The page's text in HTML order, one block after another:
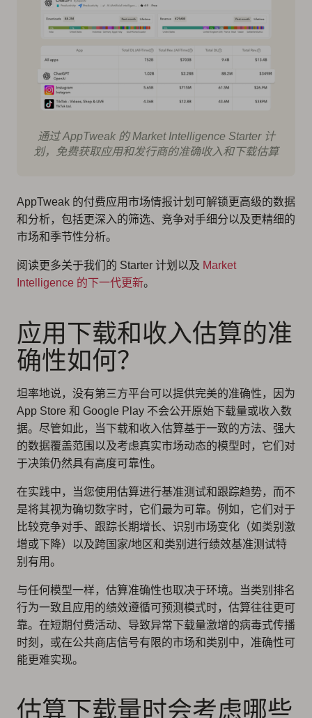
通过 AppTweak 的 Market Intelligence Starter 计
划，免费获取应用和发行商的准确收入和下载估算
AppTweak 的付费应用市场情报计划可解锁更高级的数据
和分析，包括更深入的筛选、竞争对手细分以及更精细的
市场和季节性分析。
阅读更多关于我们的 Starter 计划以及 Market
Intelligence 的下一代更新。
应用下载和收入估算的准
确性如何？
坦率地说，没有第三方平台可以提供完美的准确性，因为
App Store 和 Google Play 不会公开原始下载量或收入数
据。尽管如此，当下载和收入估算基于一致的方法、强大
的数据覆盖范围以及考虑真实市场动态的模型时，它们对
于决策仍然具有高度可靠性。
在实践中，当您使用估算进行基准测试和跟踪趋势，而不
是将其视为确切数字时，它们最为可靠。例如，它们对于
比较竞争对手、跟踪长期增长、识别市场变化（如类别激
增或下降）以及跨国家/地区和类别进行绩效基准测试特
别有用。
与任何模型一样，估算准确性也取决于环境。当类别排名
行为一致且应用的绩效遵循可预测模式时，估算往往更可
靠。在短期付费活动、导致异常下载量激增的病毒式传播
时刻，或在公共商店信号有限的市场和类别中，准确性可
能更难实现。
估算下载量时会考虑哪些